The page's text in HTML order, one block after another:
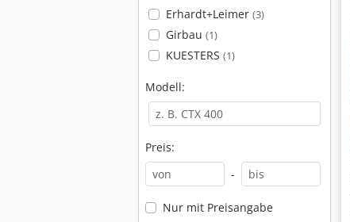
Erhardt+Leimer (3)
Girbau (1)
KUESTERS (1)
Modell:
Preis:
-
Nur mit Preisangabe